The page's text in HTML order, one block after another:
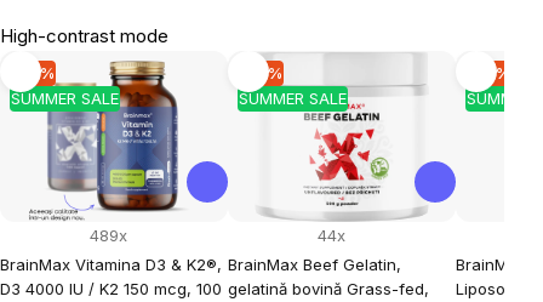
High-contrast mode
SUMMER SALE
-10 %
BrainMax Vitamina D3 & K2®,
D3 4000 IU / K2 150 mcg, 100
489x
SUMMER SALE
-10 %
BrainMax Beef Gelatin,
gelatină bovină Grass-fed,
44x
SUMMER
-10 %
BrainMax
Liposomal